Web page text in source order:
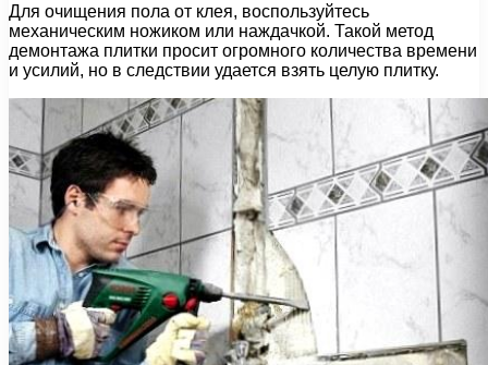
Для очищения пола от клея, воспользуйтесь
механическим ножиком или наждачкой. Такой метод
демонтажа плитки просит огромного количества времени
и усилий, но в следствии удается взять целую плитку.